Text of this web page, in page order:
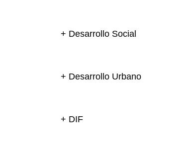
+ Desarrollo Social
+ Desarrollo Urbano
+ DIF